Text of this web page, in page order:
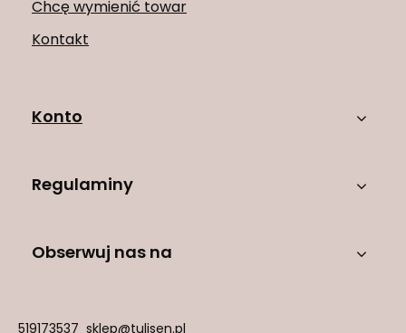
Chcę wymienić towar
Kontakt
Konto
Regulaminy
Obserwuj nas na
519173537 sklep@tulisen.pl